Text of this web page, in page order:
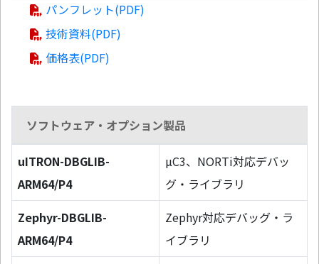
パンフレット(PDF)
技術資料(PDF)
価格表(PDF)
ソフトウェア・オプション製品
uITRON-DBGLIB-
ARM64/P4
µC3、NORTi対応デバッ
グ・ライブラリ
Zephyr-DBGLIB-
ARM64/P4
Zephyr対応デバッグ・ラ
イブラリ